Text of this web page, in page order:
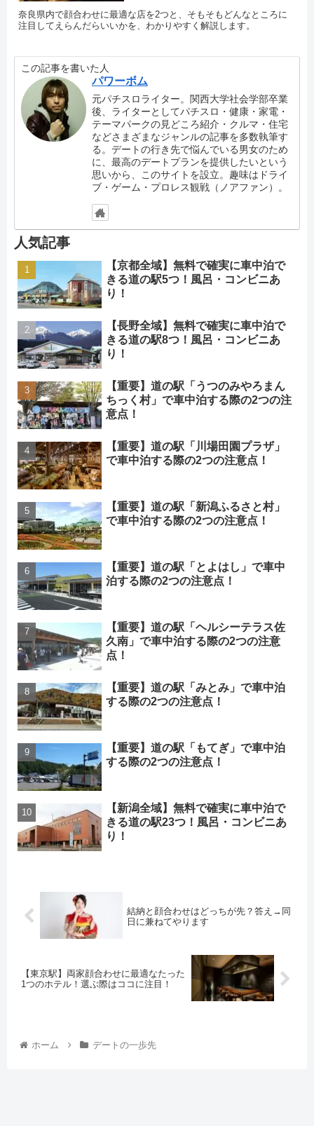
奈良県内で顔合わせに最適な店を2つと、そもそもどんなところに
注目してえらんだらいいかを、わかりやすく解説します。
この記事を書いた人
パワーボム
元パチスロライター。関西大学社会学部卒業
後、ライターとしてパチスロ・健康・家電・
テーマパークの見どころ紹介・クルマ・住宅
などさまざまなジャンルの記事を多数執筆す
る。デートの行き先で悩んでいる男女のため
に、最高のデートプランを提供したいという
思いから、このサイトを設立。趣味はドライ
ブ・ゲーム・プロレス観戦（ノアファン）。
人気記事
【京都全域】無料で確実に車中泊で
きる道の駅5つ！風呂・コンビニあ
り！
【長野全域】無料で確実に車中泊で
きる道の駅8つ！風呂・コンビニあ
り！
【重要】道の駅「うつのみやろまん
ちっく村」で車中泊する際の2つの注
意点！
【重要】道の駅「川場田園プラザ」
で車中泊する際の2つの注意点！
【重要】道の駅「新潟ふるさと村」
で車中泊する際の2つの注意点！
【重要】道の駅「とよはし」で車中
泊する際の2つの注意点！
【重要】道の駅「ヘルシーテラス佐
久南」で車中泊する際の2つの注意
点！
【重要】道の駅「みとみ」で車中泊
する際の2つの注意点！
【重要】道の駅「もてぎ」で車中泊
する際の2つの注意点！
【新潟全域】無料で確実に車中泊で
きる道の駅23つ！風呂・コンビニあ
り！
結納と顔合わせはどっちが先？答え→同
日に兼ねてやります
【東京駅】両家顔合わせに最適なたった
1つのホテル！選ぶ際はココに注目！
ホーム デートの一歩先